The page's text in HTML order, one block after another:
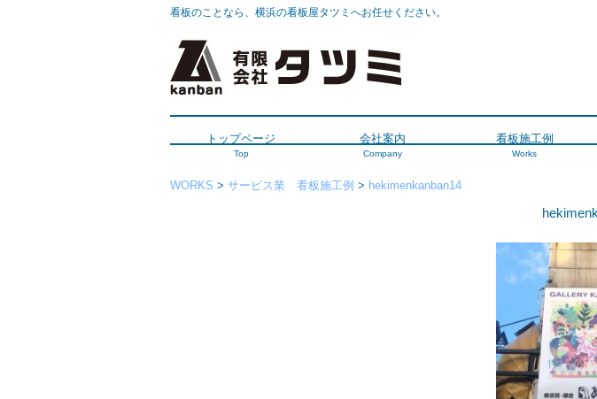
看板のことなら、横浜の看板屋タツミへお任せください。
トップページ
Top
会社案内
Company
看板施工例
Works
WORKS > サービス業 看板施工例 > hekimenkanban14